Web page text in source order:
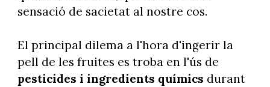
sensació de sacietat al nostre cos.
El principal dilema a l'hora d'ingerir la
pell de les fruites es troba en l'ús de
pesticides i ingredients químics durant